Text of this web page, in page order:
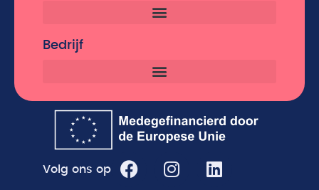
Bedrijf
Volg ons op